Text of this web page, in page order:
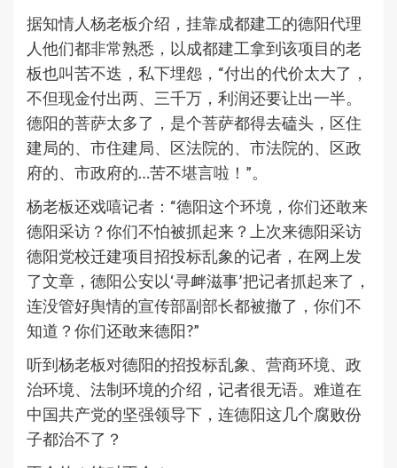
据知情人杨老板介绍，挂靠成都建工的德阳代理
人他们都非常熟悉，以成都建工拿到该项目的老
板也叫苦不迭，私下埋怨，“付出的代价太大了，
不但现金付出两、三千万，利润还要让出一半。
德阳的菩萨太多了，是个菩萨都得去磕头，区住
建局的、市住建局、区法院的、市法院的、区政
府的、市政府的…苦不堪言啦！”。
杨老板还戏嘻记者：“德阳这个环境，你们还敢来
德阳采访？你们不怕被抓起来？上次来德阳采访
德阳党校迁建项目招投标乱象的记者，在网上发
了文章，德阳公安以‘寻衅滋事’把记者抓起来了，
连没管好舆情的宣传部副部长都被撤了，你们不
知道？你们还敢来德阳?”
听到杨老板对德阳的招投标乱象、营商环境、政
治环境、法制环境的介绍，记者很无语。难道在
中国共产党的坚强领导下，连德阳这几个腐败份
子都治不了？